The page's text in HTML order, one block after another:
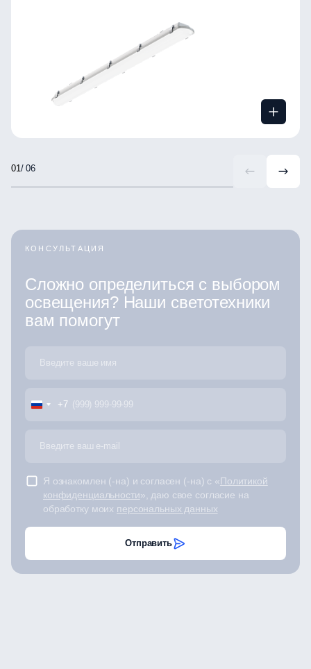
/ 06
КОНСУЛЬТАЦИЯ
Сложно определиться с выбором
освещения? Наши светотехники
вам помогут
+7
Я ознакомлен (-на) и согласен (-на) с «Политикой
конфиденциальности», даю свое согласие на
обработку моих персональных данных
Отправить